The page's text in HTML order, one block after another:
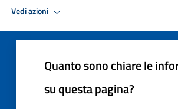
Vedi azioni
Quanto sono chiare le
su questa pagina?